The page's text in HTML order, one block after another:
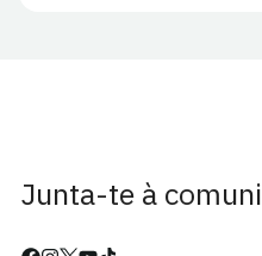
Junta-te à